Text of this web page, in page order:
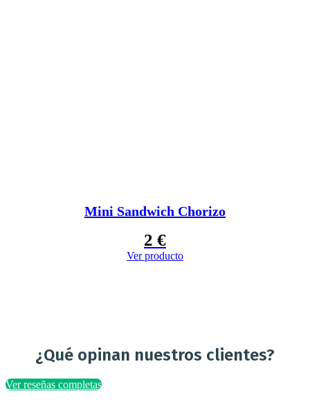
Mini Sandwich Chorizo
2 €
Ver producto
¿Qué opinan nuestros clientes?
Ver reseñas completas